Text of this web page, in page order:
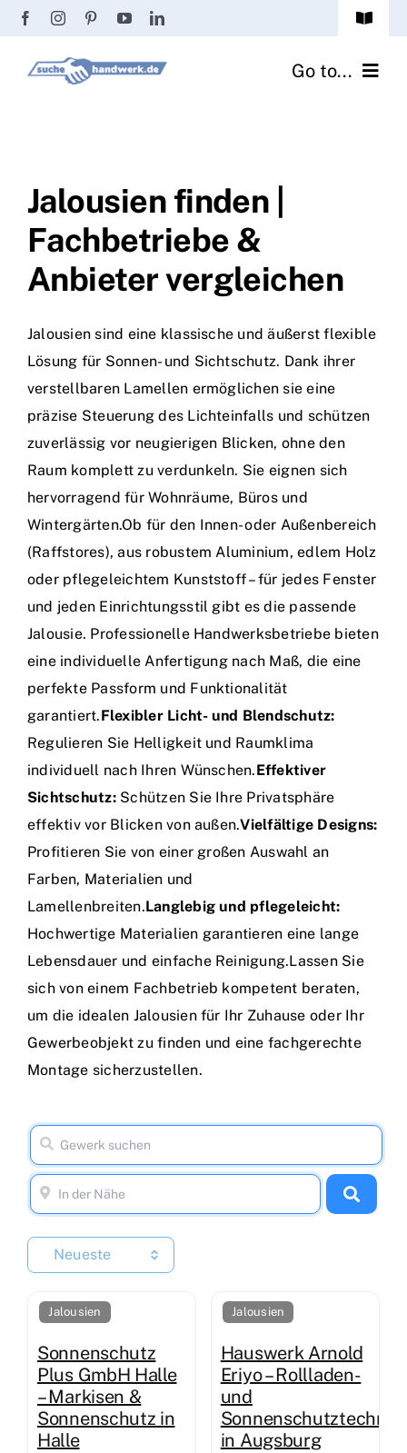
Zum
springen
Toggle
Passwort vergessen? Go to...
Handwerker Ratgeber
Wir über uns
Jalousien finden |
Fachbetriebe &
Anbieter vergleichen
Jalousien sind eine klassische und äußerst flexible
Lösung für Sonnen- und Sichtschutz. Dank ihrer
verstellbaren Lamellen ermöglichen sie eine
präzise Steuerung des Lichteinfalls und schützen
zuverlässig vor neugierigen Blicken, ohne den
Raum komplett zu verdunkeln. Sie eignen sich
hervorragend für Wohnräume, Büros und
Wintergärten.Ob für den Innen- oder Außenbereich
(Raffstores), aus robustem Aluminium, edlem Holz
oder pflegeleichtem Kunststoff – für jedes Fenster
und jeden Einrichtungsstil gibt es die passende
Jalousie. Professionelle Handwerksbetriebe bieten
eine individuelle Anfertigung nach Maß, die eine
perfekte Passform und Funktionalität
garantiert.Flexibler Licht- und Blendschutz:
Regulieren Sie Helligkeit und Raumklima
individuell nach Ihren Wünschen.Effektiver
Sichtschutz:Schützen Sie Ihre Privatsphäre
effektiv vor Blicken von außen.Vielfältige Designs:
Profitieren Sie von einer großen Auswahl an
Farben, Materialien und
Lamellenbreiten.Langlebig und pflegeleicht:
Hochwertige Materialien garantieren eine lange
Lebensdauer und einfache Reinigung.Lassen Sie
sich von einem Fachbetrieb kompetent beraten,
um die idealen Jalousien für Ihr Zuhause oder Ihr
Gewerbeobjekt zu finden und eine fachgerechte
Montage sicherzustellen.
Neueste
Jalousien
Sonnenschutz
Plus GmbH Halle
– Markisen &
Sonnenschutz in
Halle
Jalousien
Hauswerk Arnold
Eriyo – Rollladen-
und
Sonnenschutztechnik
in Augsburg